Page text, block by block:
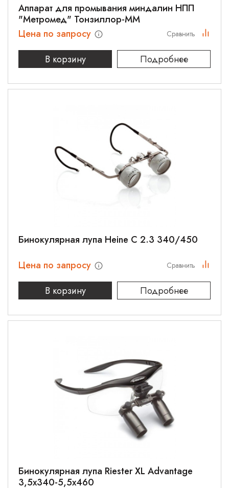
Аппарат для промывания миндалин НПП
"Метромед" Тонзиллор-ММ
Цена по запросу
В корзину
Подробнее
Сравнить
Бинокулярная лупа Heine C 2.3 340/450
Цена по запросу
В корзину
Подробнее
Сравнить
Бинокулярная лупа Riester XL Advantage
3,5х340-5,5х460